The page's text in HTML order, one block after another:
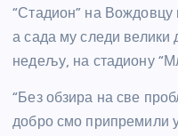
“Стадион” на Вождовцу
а сада му следи
недељу, на стадиону
“Без обзира на све
добро смо припремили